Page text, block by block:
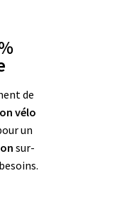
de
vélo
un
sur-